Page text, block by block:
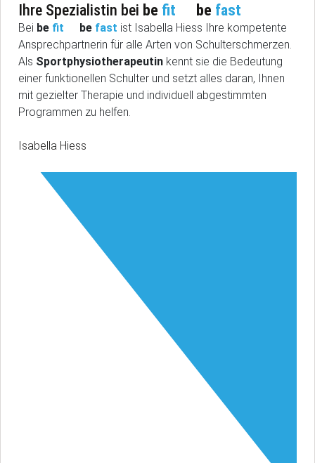
Ihre Spezialistin bei be fit be fast
Bei be fit be fast ist Isabella Hiess Ihre kompetente
Ansprechpartnerin für alle Arten von Schulterschmerzen.
Als Sportphysiotherapeutin kennt sie die Bedeutung
einer funktionellen Schulter und setzt alles daran, Ihnen
mit gezielter Therapie und individuell abgestimmten
Programmen zu helfen.
Isabella Hiess